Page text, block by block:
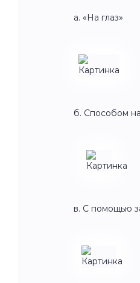
а. «На глаз»
б. Способом
в. С помощью